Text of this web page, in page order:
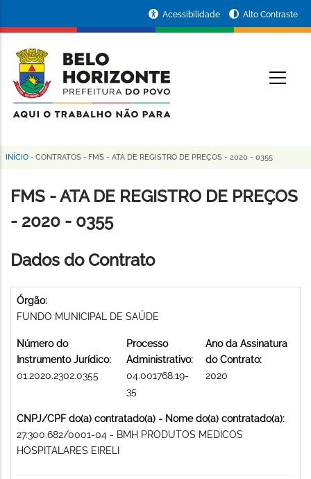
conteúdo
principal
da
Prefeitura
de
Horizonte
Acessibilidade Alto Contraste
Trilha
de
navegação
INÍCIO - CONTRATOS - FMS - ATA DE REGISTRO DE PREÇOS - 2020 - 0355
FMS - ATA DE REGISTRO DE PREÇOS
- 2020 - 0355
Dados do Contrato
Órgão:
FUNDO MUNICIPAL DE SAÚDE
Número do
Instrumento Jurídico:
01.2020.2302.0355
Processo
Administrativo:
04.001768.19-
35
Ano da Assinatura
do Contrato:
2020
CNPJ/CPF do(a) contratado(a) - Nome do(a) contratado(a):
27.300.682/0001-04 - BMH PRODUTOS MEDICOS
HOSPITALARES EIRELI